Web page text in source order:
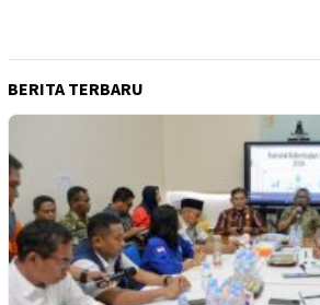
BERITA TERBARU